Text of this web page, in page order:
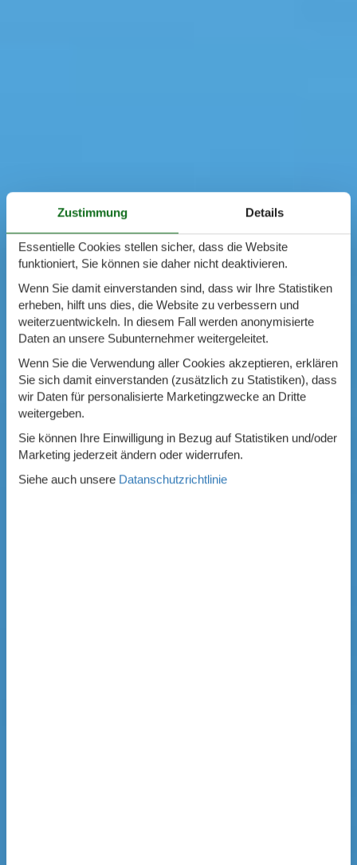
Zustimmung Details
Essentielle Cookies stellen sicher, dass die Website
funktioniert, Sie können sie daher nicht deaktivieren.
Wenn Sie damit einverstanden sind, dass wir Ihre Statistiken
erheben, hilft uns dies, die Website zu verbessern und
weiterzuentwickeln. In diesem Fall werden anonymisierte
Daten an unsere Subunternehmer weitergeleitet.
Wenn Sie die Verwendung aller Cookies akzeptieren, erklären
Sie sich damit einverstanden (zusätzlich zu Statistiken), dass
wir Daten für personalisierte Marketingzwecke an Dritte
weitergeben.
Sie können Ihre Einwilligung in Bezug auf Statistiken und/oder
Marketing jederzeit ändern oder widerrufen.
Siehe auch unsere Datanschutzrichtlinie